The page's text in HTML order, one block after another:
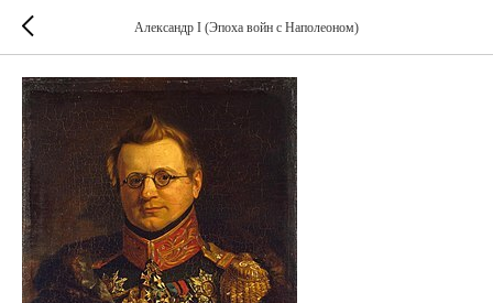
Александр I (Эпоха войн с Наполеоном)